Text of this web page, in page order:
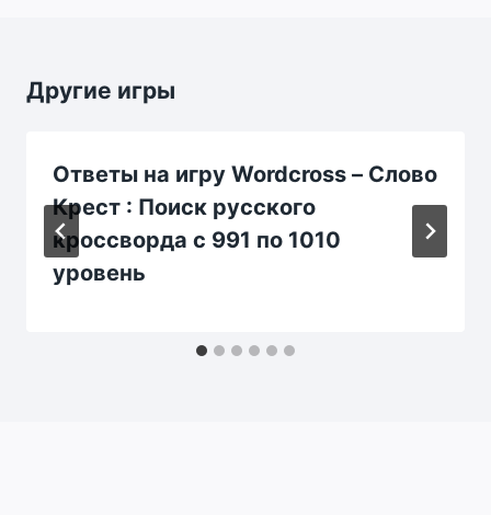
Другие игры
Ответы на игру Wordcross – Слово
Крест : Поиск русского
кроссворда с 991 по 1010
уровень